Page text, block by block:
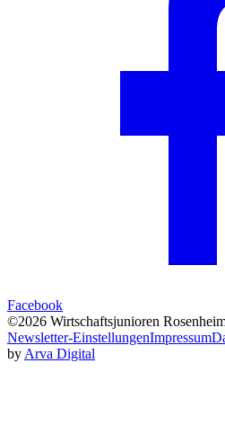
Facebook
©2026 Wirtschaftsjunioren
Newsletter-EinstellungenImpressum
by Arva Digital